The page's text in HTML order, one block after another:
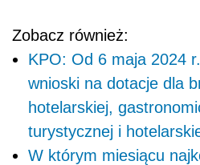
Zobacz również:
KPO: Od 6 maja 2024
wnioski na dotacje dla
hotelarskiej,
turystycznej i
W którym miesiącu